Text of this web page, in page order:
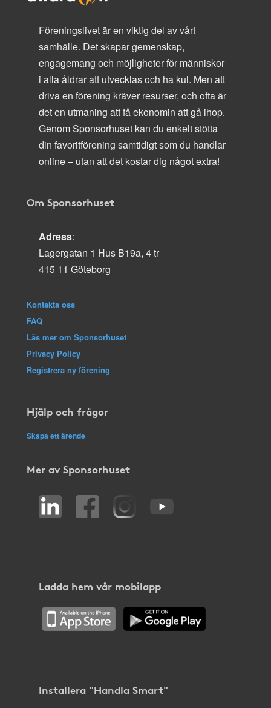
Föreningslivet är en viktig del av vårt
samhälle. Det skapar gemenskap,
engagemang och möjligheter för människor
i alla åldrar att utvecklas och ha kul. Men att
driva en förening kräver resurser, och ofta är
det en utmaning att få ekonomin att gå ihop.
Genom Sponsorhuset kan du enkelt stötta
din favoritförening samtidigt som du handlar
online – utan att det kostar dig något extra!
Om Sponsorhuset
Adress:
Lagergatan 1 Hus B19a, 4 tr
415 11 Göteborg
Kontakta oss
FAQ
Läs mer om Sponsorhuset
Privacy Policy
Registrera ny förening
Hjälp och frågor
Skapa ett ärende
Mer av Sponsorhuset
Ladda hem vår mobilapp
Installera "Handla Smart"